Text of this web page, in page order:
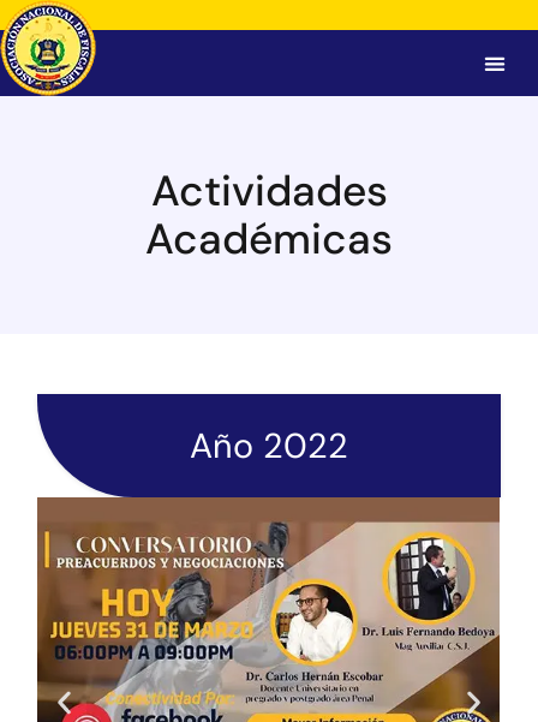
Actividades
Académicas
Año 2022